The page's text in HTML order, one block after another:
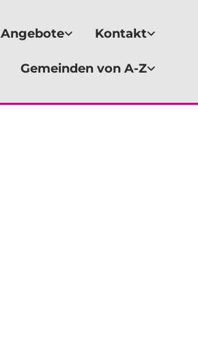
Angebote Kontakt
Gemeinden von A-Z